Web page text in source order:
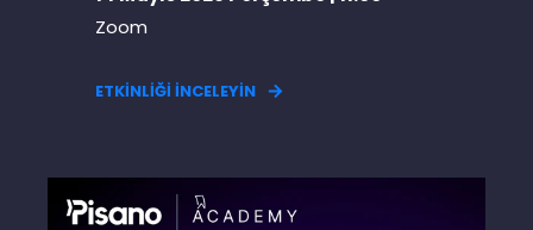
Zoom
ETKİNLİĞİ İNCELEYİN